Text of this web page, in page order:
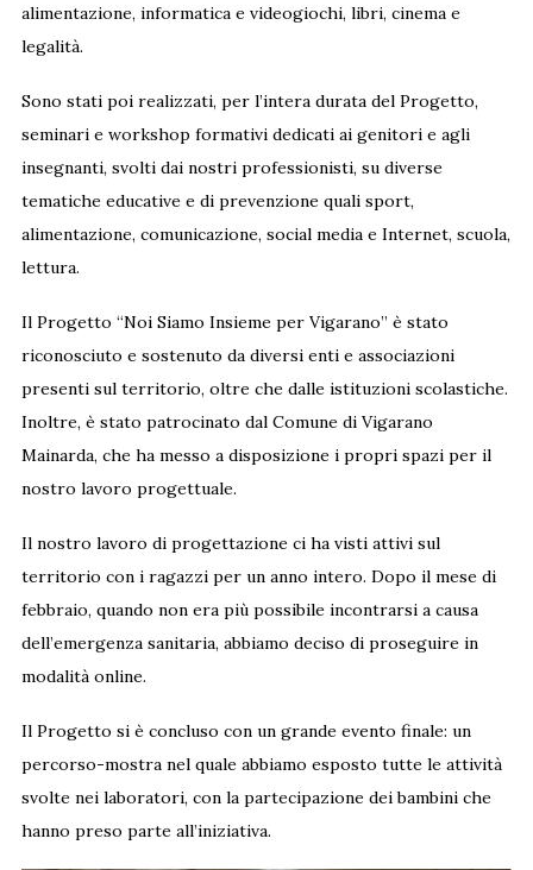
alimentazione, informatica e videogiochi, libri, cinema e
legalità.
Sono stati poi realizzati, per l’intera durata del Progetto,
seminari e workshop formativi dedicati ai genitori e agli
insegnanti, svolti dai nostri professionisti, su diverse
tematiche educative e di prevenzione quali sport,
alimentazione, comunicazione, social media e Internet, scuola,
lettura.
Il Progetto “Noi Siamo Insieme per Vigarano” è stato
riconosciuto e sostenuto da diversi enti e associazioni
presenti sul territorio, oltre che dalle istituzioni scolastiche.
Inoltre, è stato patrocinato dal Comune di Vigarano
Mainarda, che ha messo a disposizione i propri spazi per il
nostro lavoro progettuale.
Il nostro lavoro di progettazione ci ha visti attivi sul
territorio con i ragazzi per un anno intero. Dopo il mese di
febbraio, quando non era più possibile incontrarsi a causa
dell’emergenza sanitaria, abbiamo deciso di proseguire in
modalità online.
Il Progetto si è concluso con un grande evento finale: un
percorso-mostra nel quale abbiamo esposto tutte le attività
svolte nei laboratori, con la partecipazione dei bambini che
hanno preso parte all’iniziativa.